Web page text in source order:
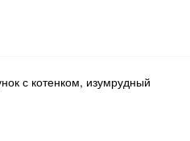
с котенком, изумрудный